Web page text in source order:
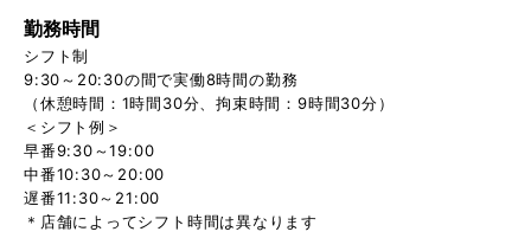
勤務時間
シフト制
9:30～20:30の間で実働8時間の勤務
（休憩時間：1時間30分、拘束時間：9時間30分）
＜シフト例＞
早番9:30～19:00
中番10:30～20:00
遅番11:30～21:00
＊店舗によってシフト時間は異なります